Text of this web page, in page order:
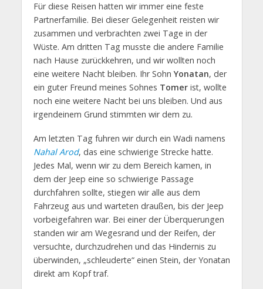
Für diese Reisen hatten wir immer eine feste
Partnerfamilie. Bei dieser Gelegenheit reisten wir
zusammen und verbrachten zwei Tage in der
Wüste. Am dritten Tag musste die andere Familie
nach Hause zurückkehren, und wir wollten noch
eine weitere Nacht bleiben. Ihr SohnYonatan, der
ein guter Freund meines Sohnes Tomerist, wollte
noch eine weitere Nacht bei uns bleiben. Und aus
irgendeinem Grund stimmten wir dem zu.
Am letzten Tag fuhren wir durch ein Wadi namens
Nahal Arod, das eine schwierige Strecke hatte.
Jedes Mal, wenn wir zu dem Bereich kamen, in
dem der Jeep eine so schwierige Passage
durchfahren sollte, stiegen wir alle aus dem
Fahrzeug aus und warteten draußen, bis der Jeep
vorbeigefahren war. Bei einer der Überquerungen
standen wir am Wegesrand und der Reifen, der
versuchte, durchzudrehen und das Hindernis zu
überwinden, „schleuderte“ einen Stein, der Yonatan
direkt am Kopf traf.